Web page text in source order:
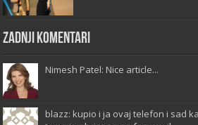
Zadnji komentari
Nimesh Patel: Nice article...
blazz: kupio i ja ovaj telefon i sad